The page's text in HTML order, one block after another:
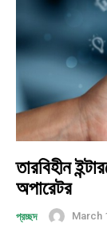
তারবিহীন
অপারেটর
প্রচ্ছদ
March